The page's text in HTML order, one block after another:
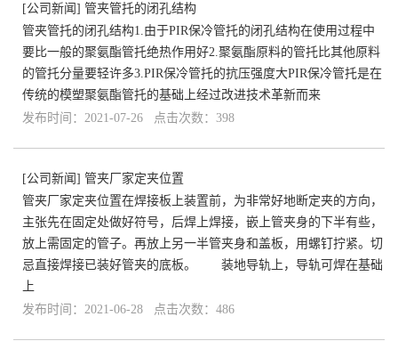
[公司新闻 ] 管夹管托的闭孔结构
管夹管托的闭孔结构1.由于PIR保冷管托的闭孔结构在使用过程中
要比一般的聚氨酯管托绝热作用好2.聚氨酯原料的管托比其他原料
的管托分量要轻许多3.PIR保冷管托的抗压强度大PIR保冷管托是在
传统的模塑聚氨酯管托的基础上经过改进技术革新而来
发布时间：2021-07-26 点击次数：398
[公司新闻 ] 管夹厂家定夹位置
管夹厂家定夹位置在焊接板上装置前，为非常好地断定夹的方向，
主张先在固定处做好符号，后焊上焊接，嵌上管夹身的下半有些，
放上需固定的管子。再放上另一半管夹身和盖板，用螺钉拧紧。切
忌直接焊接已装好管夹的底板。 装地导轨上，导轨可焊在基础
上
发布时间：2021-06-28 点击次数：486